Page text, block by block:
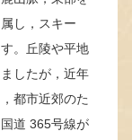
し，スキー
。丘陵や平地
したが，近年
都市近郊のた
道 365号線が